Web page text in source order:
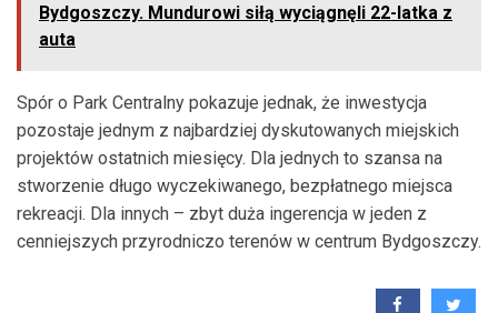
Bydgoszczy. Mundurowi siłą wyciągnęli 22-latka z
auta
Spór o Park Centralny pokazuje jednak, że inwestycja
pozostaje jednym z najbardziej dyskutowanych miejskich
projektów ostatnich miesięcy. Dla jednych to szansa na
stworzenie długo wyczekiwanego, bezpłatnego miejsca
rekreacji. Dla innych – zbyt duża ingerencja w jeden z
cenniejszych przyrodniczo terenów w centrum Bydgoszczy.